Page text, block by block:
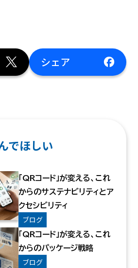
でほしい
「QRコード」が変える、これ
からのサステナビリティとア
クセシビリティ
ブログ
「QRコード」が変える、これ
からのパッケージ戦略
ブログ
シェア